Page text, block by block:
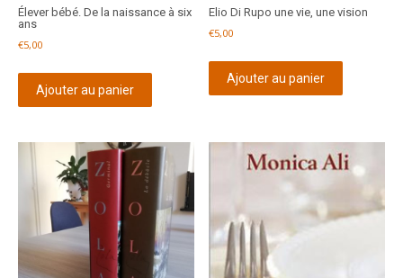
Élever bébé. De la naissance à six
ans
€5,00
Ajouter au panier
Elio Di Rupo une vie, une vision
€5,00
Ajouter au panier